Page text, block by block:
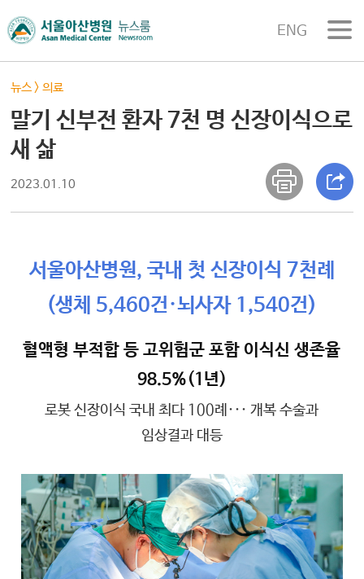
ENG
뉴스 >의료
말기 신부전 환자 7천 명 신장이식으로
새 삶
2023.01.10
서울아산병원, 국내 첫 신장이식 7천례
(생체 5,460건·뇌사자 1,540건)
혈액형 부적합 등 고위험군 포함 이식신 생존율
98.5%(1년)
로봇 신장이식 국내 최다 100례··· 개복 수술과
임상결과 대등